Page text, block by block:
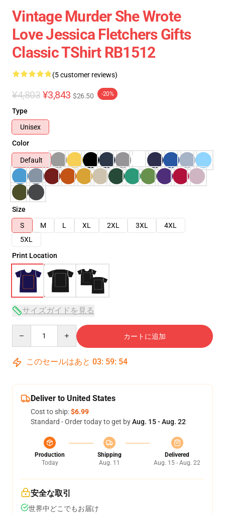
Vintage Murder She Wrote
Love Jessica Fletchers Gifts
Classic TShirt RB1512
(5 customer reviews)
¥4,803 ¥3,843 $26.50 -20%
Type
Unisex
Color
Default
Size
S
M L XL 2XL 3XL
4XL
5XL
Print Location
サイズガイドを見る
カートに追加
このセールはあと 03: 59: 54
Deliver to United States
Cost to ship:$6.99
Standard - Order today to get byAug. 15 - Aug. 22
Production
Today
Shipping
Aug. 11
Delivered
Aug. 15 - Aug. 22
安全な取引
世界中どこでもお届け